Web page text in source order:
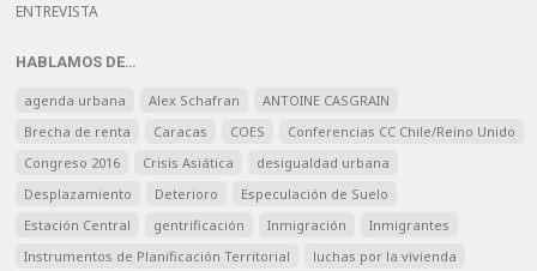
ENTREVISTA
HABLAMOS DE…
agenda urbana Alex Schafran
ANTOINE CASGRAIN
Brecha de renta
Caracas COES
Conferencias CC Chile/Reino Unido
Congreso 2016
Crisis Asiática
desigualdad urbana
Desplazamiento
Deterioro
Especulación de Suelo
Estación Central
gentrificación Inmigración
Inmigrantes
Instrumentos de Planificación Territorial
luchas por la vivienda